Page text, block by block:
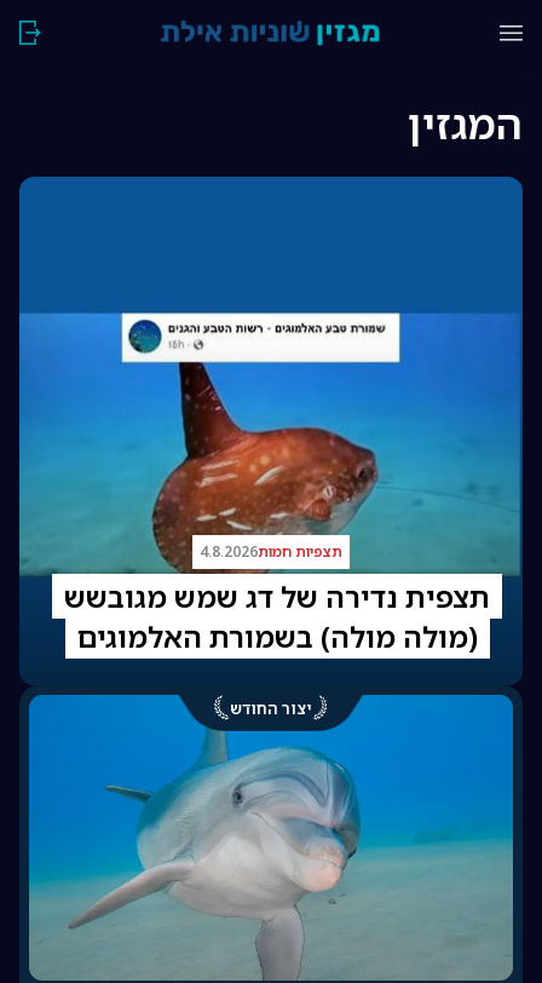
המגזין
תצפיות חמות4.8.2026
תצפית נדירה של דג שמש מגובשש
(מולה מולה) בשמורת האלמוגים
יצור החודש